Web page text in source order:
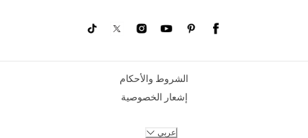
الشروط والأحكام
إشعار الخصوصية
عربي